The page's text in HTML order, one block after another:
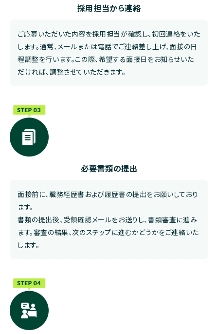
採用担当から連絡
ご応募いただいた内容を採用担当が確認し、初回連絡をいた
します。通常、メールまたは電話でご連絡差し上げ、面接の日
程調整を行います。この際、希望する面接日をお知らせいた
だければ、調整させていただきます。
必要書類の提出
面接前に、職務経歴書および履歴書の提出をお願いしており
ます。
書類の提出後、受領確認メールをお送りし、書類審査に進み
ます。審査の結果、次のステップに進むかどうかをご連絡いた
します。